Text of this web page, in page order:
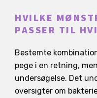
HVILKE
PASSER TIL
Bestemte
pege i en retning,
undersøgelse. Det
oversigter om